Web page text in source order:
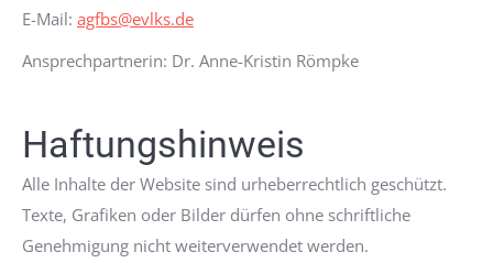
E-Mail: agfbs@evlks.de
Ansprechpartnerin: Dr. Anne-Kristin Römpke
Haftungshinweis
Alle Inhalte der Website sind urheberrechtlich geschützt.
Texte, Grafiken oder Bilder dürfen ohne schriftliche
Genehmigung nicht weiterverwendet werden.